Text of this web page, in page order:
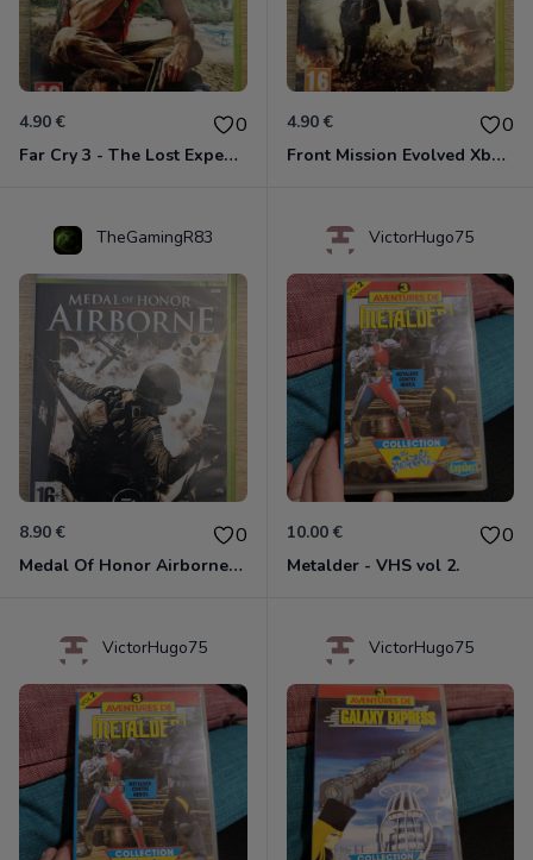
4.90 € 0
Far Cry 3 - The Lost Expeditions - Edition Spéciale Xbox 360
4.90 € 0
Front Mission Evolved Xbox 360
TheGamingR83
8.90 € 0
Medal Of Honor Airborne Xbox 360
VictorHugo75
10.00 € 0
Metalder - VHS vol 2.
VictorHugo75 VictorHugo75